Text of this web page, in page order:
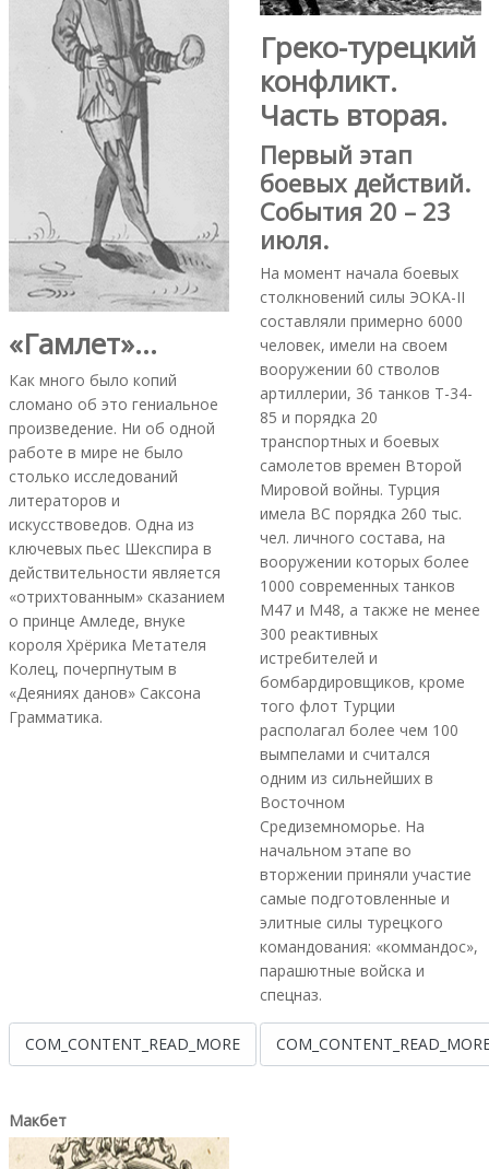
«Гамлет»…
Как много было копий
сломано об это гениальное
произведение. Ни об одной
работе в мире не было
столько исследований
литераторов и
искусствоведов. Одна из
ключевых пьес Шекспира в
действительности является
«отрихтованным» сказанием
о принце Амледе, внуке
короля Хрёрика Метателя
Колец, почерпнутым в
«Деяниях данов» Саксона
Грамматика.
COM_CONTENT_READ_MORE
Греко-турецкий
конфликт.
Часть вторая.
Первый этап
боевых действий.
События 20 – 23
июля.
На момент начала боевых
столкновений силы ЭОКА-II
составляли примерно 6000
человек, имели на своем
вооружении 60 стволов
артиллерии, 36 танков Т-34-
85 и порядка 20
транспортных и боевых
самолетов времен Второй
Мировой войны. Турция
имела ВС порядка 260 тыс.
чел. личного состава, на
вооружении которых более
1000 современных танков
М47 и М48, а также не менее
300 реактивных
истребителей и
бомбардировщиков, кроме
того флот Турции
располагал более чем 100
вымпелами и считался
одним из сильнейших в
Восточном
Средиземноморье. На
начальном этапе во
вторжении приняли участие
самые подготовленные и
элитные силы турецкого
командования: «коммандос»,
парашютные войска и
спецназ.
Макбет